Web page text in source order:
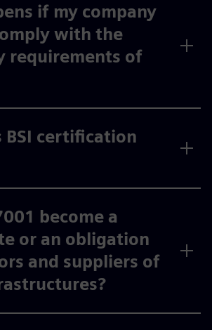
if my company
with the
requirements of
BSI certification
become a
or an obligation
and suppliers of